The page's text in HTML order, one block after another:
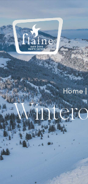
Home
Winteropeningen 26-